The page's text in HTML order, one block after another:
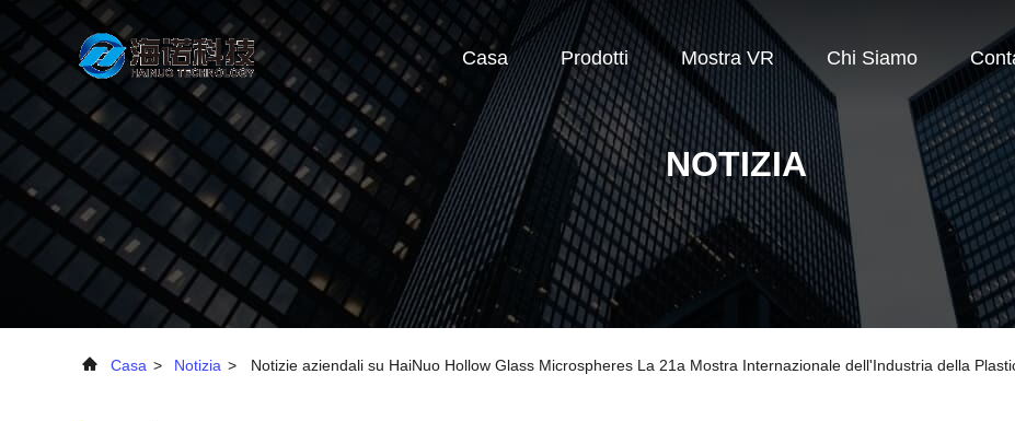
Casa Prodotti Mostra VR Chi Siamo
NOTIZIA
Casa > Notizia > Notizie aziendali su HaiNuo Hollow Glass Microspheres La 21a Mostra Internazionale dell'Industria della